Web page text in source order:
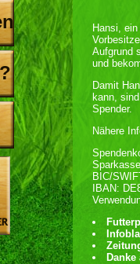
Hansi,
Aufgrund
und
Damit
kann,
Spender.
Nähere
BIC/
IBAN: